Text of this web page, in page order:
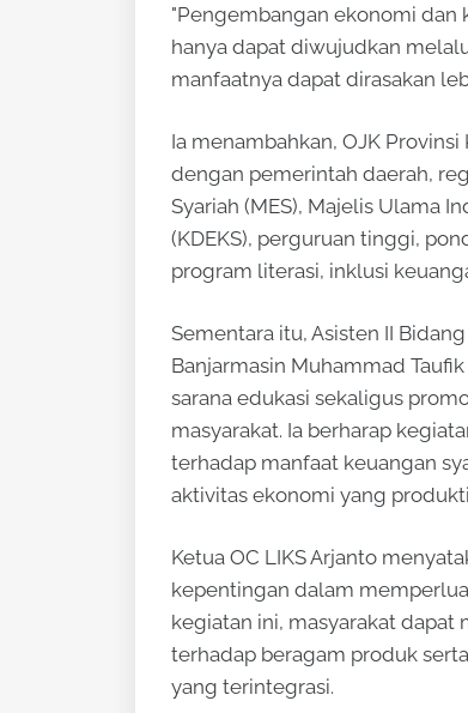
"Pengembangan ekonomi dan
hanya dapat diwujudkan
manfaatnya dapat dirasakan
Ia menambahkan, OJK
dengan pemerintah daerah,
Syariah (MES), Majelis Ulama
(KDEKS), perguruan tinggi,
program literasi, inklusi
Sementara itu, Asisten II
Banjarmasin Muhammad
sarana edukasi sekaligus
masyarakat. Ia berharap
terhadap manfaat keuangan
aktivitas ekonomi yang
Ketua OC LIKS Arjanto
kepentingan dalam
kegiatan ini, masyarakat dapat
terhadap beragam produk
yang terintegrasi.